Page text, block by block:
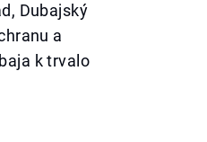
Dubajský
a
k trvalo